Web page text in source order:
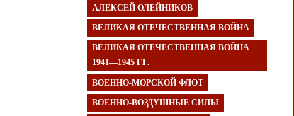
АЛЕКСЕЙ ОЛЕЙНИКОВ
ВЕЛИКАЯ ОТЕЧЕСТВЕННАЯ ВОЙНА
ВЕЛИКАЯ ОТЕЧЕСТВЕННАЯ ВОЙНА
1941—1945 ГГ.
ВОЕННО-МОРСКОЙ ФЛОТ
ВОЕННО-ВОЗДУШНЫЕ СИЛЫ